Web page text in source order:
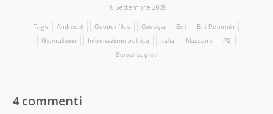
16 Settembre 2009
Tags: Andreotti Cooper files Cossiga Eni Eni-Petromin
Giornalismo Informazione politica Italia Mazzanti P2
Servizi segreti
4 commenti